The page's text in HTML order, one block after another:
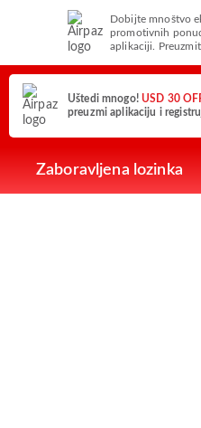
Dobijte mnoštvo
promotivnih
aplikaciji.
Uštedi mnogo! USD 30
preuzmi aplikaciju i
Zaboravljena lozinka